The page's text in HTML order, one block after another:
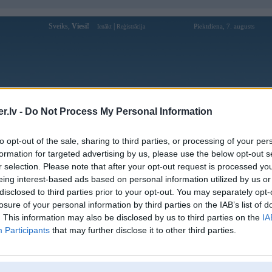
- Do Not Process My Personal Information
opt-out of the sale, sharing to third parties, or processing of your
for targeted advertising by us, please use the below opt-out
selection. Please note that after your opt-out request is processed
interest-based ads based on personal information utilized by us
to third parties prior to your opt-out. You may separately
of your personal information by third parties on the IAB’s list of
This information may also be disclosed by us to third parties on the
Participants that may further disclose it to other third parties.
Sveiks, Viesi! Ienākt Reģistrācija Piektdiena, 7. augusts
Forums Galerijas Reģistrācija Lietotāji
Lietotāja Grubby profils
Pēdējo reizi manīts: 24. Mar 2025, 20:22
Lietotājvārds:
Grubby
Pilsēta:
Rīga
Ziņojumi forumā:
[Pēdējie ziņojumi forumā]